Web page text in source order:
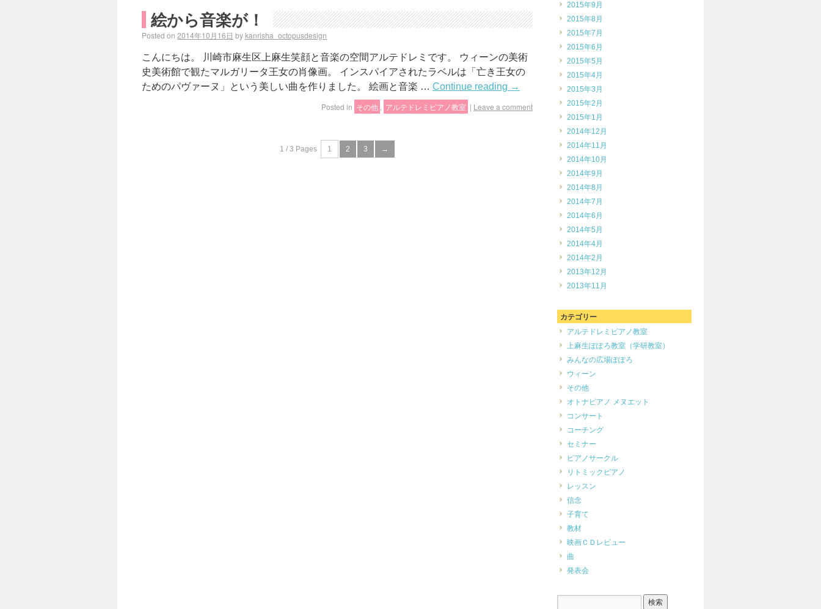
絵から音楽が！
Posted on 2014年10月16日 bykanrisha_octopusdesign
こんにちは。 川崎市麻生区上麻生笑顔と音楽の空間アルテドレミです。 ウィーンの美術
史美術館で観たマルガリータ王女の肖像画。 インスパイアされたラベルは「亡き王女の
ためのパヴァーヌ」という美しい曲を作りました。 絵画と音楽 … Continue reading →
Posted in その他 アルテドレミピアノ教室 | Leave a comment
1 / 3 Pages 1 2 3 →
2015年9月
2015年8月
2015年7月
2015年6月
2015年5月
2015年4月
2015年3月
2015年2月
2015年1月
2014年12月
2014年11月
2014年10月
2014年9月
2014年8月
2014年7月
2014年6月
2014年5月
2014年4月
2014年2月
2013年12月
2013年11月
カテゴリー
アルテドレミピアノ教室
上麻生ぽぽろ教室（学研教室）
みんなの広場ぽぽろ
ウィーン
その他
オトナピアノ メヌエット
コンサート
コーチング
セミナー
ピアノサークル
リトミックピアノ
レッスン
信念
子育て
教材
映画ＣＤレビュー
曲
発表会